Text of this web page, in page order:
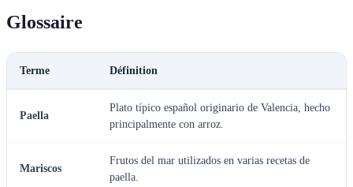
Glossaire
Terme Définition
Paella
Plato típico español originario de Valencia, hecho
principalmente con arroz.
Mariscos
Frutos del mar utilizados en varias recetas de
paella.